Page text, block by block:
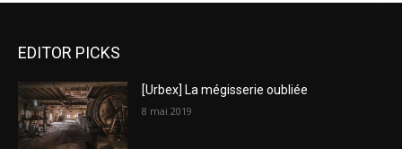
EDITOR PICKS
[Urbex] La mégisserie oubliée
8 mai 2019